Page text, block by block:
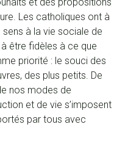
Les catholiques ont à
à la vie sociale de
être fidèles à ce que
priorité : le souci des
des plus petits. De
nos modes de
et de vie s’imposent
par tous avec